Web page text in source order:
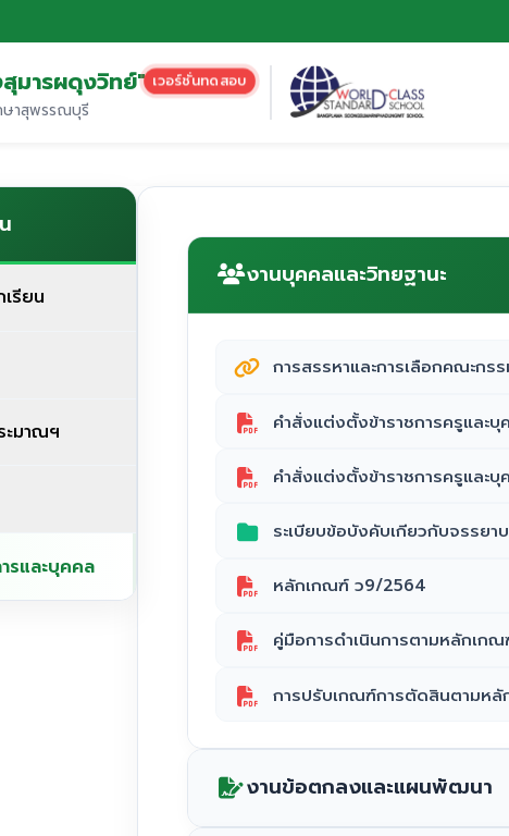
สุมารผดุงวิทย์" เวอร์ชั่นทดสอบ
ษาสุพรรณบุรี
รียน
ะมาณฯ
รและบุคคล
งานบุคคลและวิทยฐานะ
การสรรหาและการเลือกคณะก
คำสั่งแต่งตั้งข้าราชการครูและ
คำสั่งแต่งตั้งข้าราชการครูและ
ระเบียบข้อบังคับเกียวกับจรรย
หลักเกณฑ์ ว9/2564
คู่มือการดำเนินการตามหลักเกณ
การปรับเกณฑ์การตัดสินตามห
งานข้อตกลงและแผนพัฒนา